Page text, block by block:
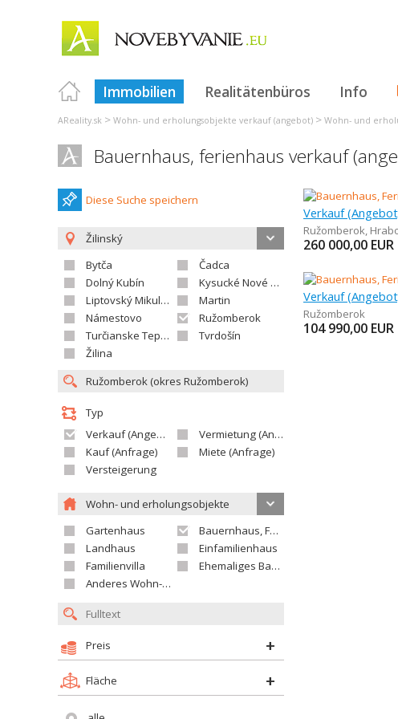
Immobilien Realitätenbüros Info
AReality.sk > Wohn- und erholungsobjekte verkauf (angebot) > Wohn- und
Bauernhaus, ferienhaus verkauf
Diese Suche speichern
Žilinský
Bytča
Čadca
Dolný Kubín
Kysucké Nové Mesto
Liptovský Mikuláš
Martin
Námestovo
Ružomberok
Turčianske Teplice
Tvrdošín
Žilina
Typ
Verkauf (Angebot)
Vermietung (Angebot)
Kauf (Anfrage)
Miete (Anfrage)
Versteigerung
Wohn- und erholungsobjekte
Gartenhaus
Bauernhaus, Ferienhaus
Landhaus
Einfamilienhaus
Familienvilla
Ehemaliges Bauerngut
Anderes Wohn- oder Ferienobjekt
Preis
Fläche
Ružomberok,
260 000,00 EUR
Ružomberok
104 990,00 EUR